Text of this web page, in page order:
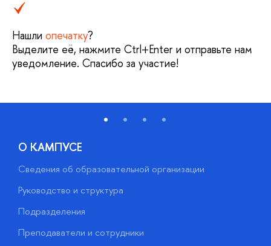
Нашли опечатку?
Выделите её, нажмите Ctrl+Enter и отправьте нам
уведомление. Спасибо за участие!
О КАМПУСЕ
Сведения об образовательной организации
Руководство и структура
Подразделения
Преподаватели и сотрудники